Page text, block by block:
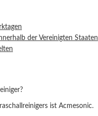
der Vereinigten Staaten
ist Acmesonic.